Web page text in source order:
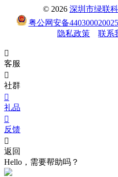
© 2026 深圳市绿联
粤公网安备
隐私政策
联系

客服

社群

礼品

反馈

返回
Hello，需要帮助吗？